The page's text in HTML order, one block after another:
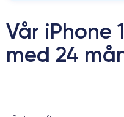
Vår iPhone
med 24